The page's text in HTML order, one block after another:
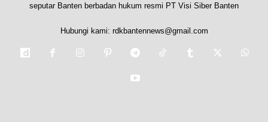
seputar Banten berbadan hukum resmi PT Visi Siber Banten
Hubungi kami: rdkbantennews@gmail.com